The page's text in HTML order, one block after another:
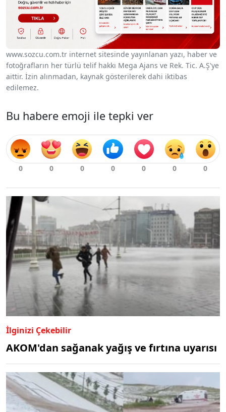
www.sozcu.com.tr internet sitesinde yayınlanan yazı, haber ve
fotoğrafların her türlü telif hakkı Mega Ajans ve Rek. Tic. A.Ş'ye
aittir. İzin alınmadan, kaynak gösterilerek dahi iktibas
edilemez.
Bu habere emoji ile tepki ver
İlginizi Çekebilir
AKOM'dan sağanak yağış ve fırtına uyarısı